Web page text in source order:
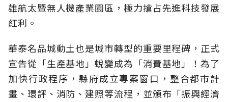
雄航太暨無人機產業園區，極力搶占先進科技發展
紅利。
華泰名品城動土也是城市轉型的重要里程碑，正式
宣告從「生產基地」蛻變成為「消費基地」！為了
加快行政程序，縣府成立專案窗口，整合都市計
畫、環評、消防、建照等流程，並頒布「振興經濟